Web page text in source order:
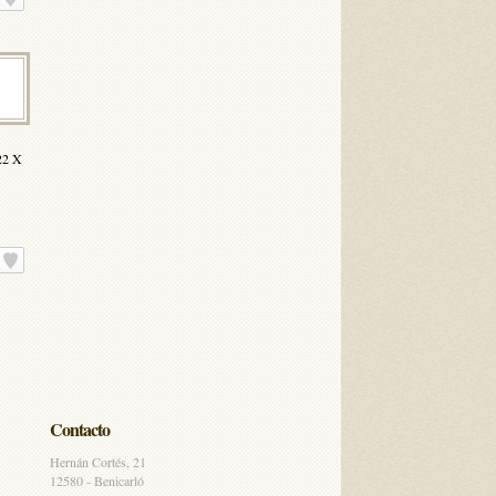
X
Contacto
Hernán Cortés, 21
12580 - Benicarló